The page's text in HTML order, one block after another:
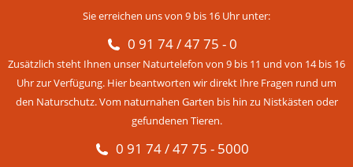
Sie erreichen uns von 9 bis 16 Uhr unter:
0 91 74 / 47 75 - 0
Zusätzlich steht Ihnen unser Naturtelefon von 9 bis 11 und von 14 bis 16
Uhr zur Verfügung. Hier beantworten wir direkt Ihre Fragen rund um
den Naturschutz. Vom naturnahen Garten bis hin zu Nistkästen oder
gefundenen Tieren.
0 91 74 / 47 75 - 5000